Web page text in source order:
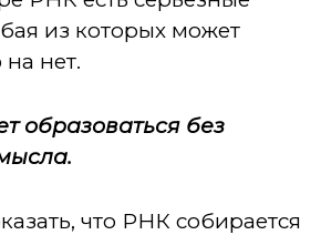
из которых может
нет.
образоваться без
что РНК собирается